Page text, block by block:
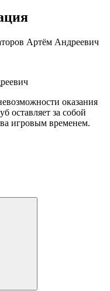
Артём Андреевич
оказания
оставляет за собой
игровым временем.